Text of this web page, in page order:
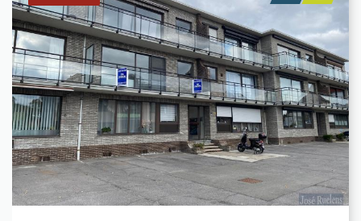
Verhuurd: Appartement
2
-
1
84 m²